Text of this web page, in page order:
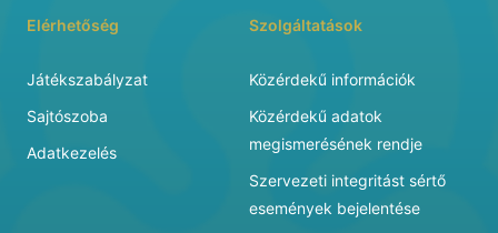
Elérhetőség
Játékszabályzat
Sajtószoba
Adatkezelés
Szolgáltatások
Közérdekű információk
Közérdekű adatok
megismerésének rendje
Szervezeti integritást sértő
események bejelentése